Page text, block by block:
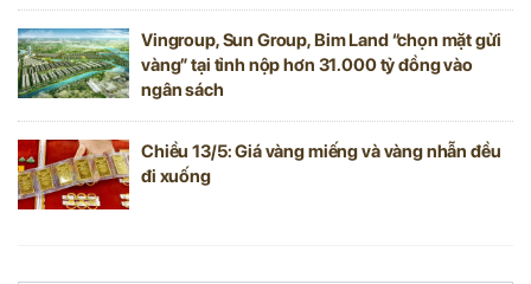
Vingroup, Sun Group, Bim Land “chọn mặt gửi
vàng” tại tỉnh nộp hơn 31.000 tỷ đồng vào
ngân sách
Chiều 13/5: Giá vàng miếng và vàng nhẫn đều
đi xuống